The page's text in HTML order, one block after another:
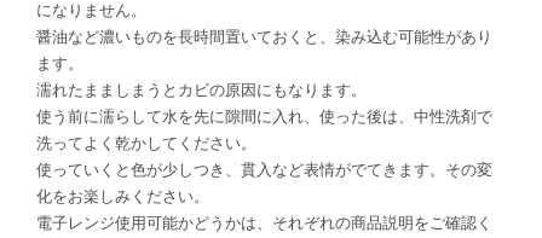
になりません。
醤油など濃いものを長時間置いておくと、染み込む可能性があり
ます。
濡れたまましまうとカビの原因にもなります。
使う前に濡らして水を先に隙間に入れ、使った後は、中性洗剤で
洗ってよく乾かしてください。
使っていくと色が少しつき、貫入など表情がでてきます。その変
化をお楽しみください。
電子レンジ使用可能かどうかは、それぞれの商品説明をご確認く